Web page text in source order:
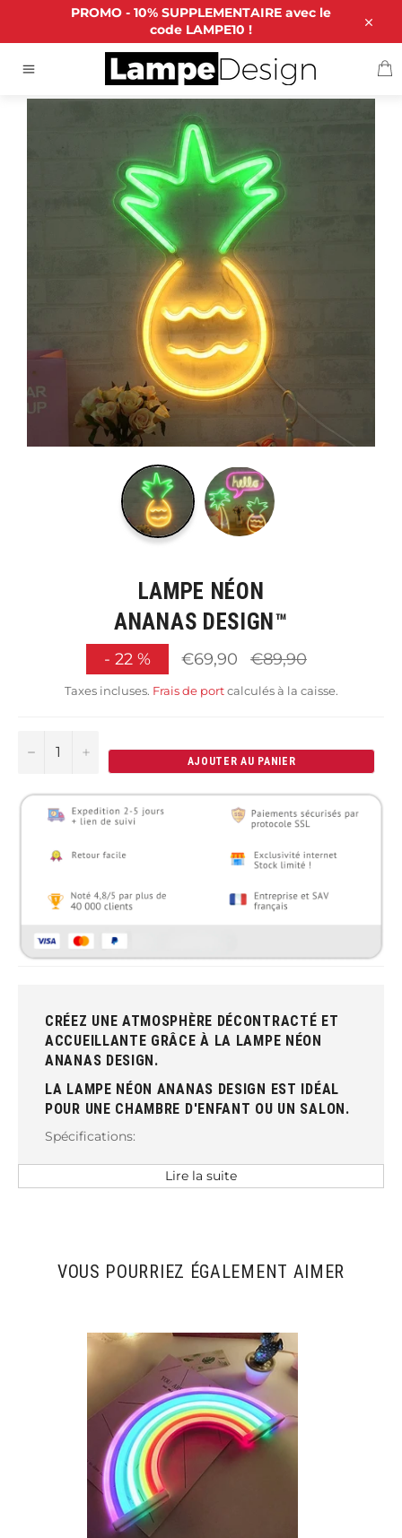
contenu
PROMO - 10% SUPPLEMENTAIRE avec le
code LAMPE10 !
ACCUEIL LAMPE NÉON ANANAS DESIGN™
LAMPE NÉON
ANANAS DESIGN™
- 22 % €69,90 Prix
régulier
€89,90
Taxes incluses. Frais de portcalculés à la caisse.
− +
AJOUTER AU PANIER
CRÉEZ UNE ATMOSPHÈRE DÉCONTRACTÉ ET
ACCUEILLANTE GRÂCE À LA LAMPE NÉON
ANANAS DESIGN.
LA LAMPE NÉON ANANAS DESIGN EST IDÉAL
POUR UNE CHAMBRE D'ENFANT OU UN SALON.
Spécifications:
Type de l'article: NéonLire la suite
VOUS POURRIEZ ÉGALEMENT AIMER